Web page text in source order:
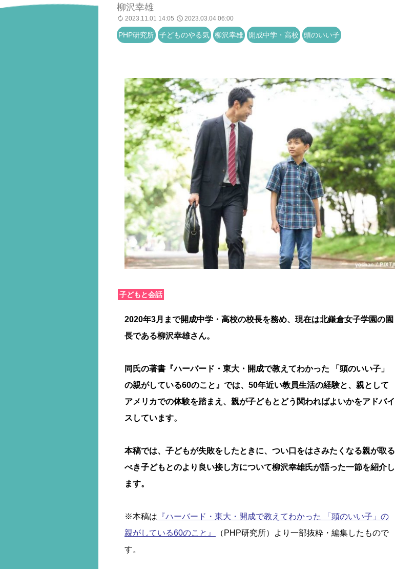
柳沢幸雄
2023.11.01 14:05 2023.03.04 06:00
PHP研究所 子どものやる気 柳沢幸雄 開成中学・高校 頭のいい子
子どもと会話
2020年3月まで開成中学・高校の校長を務め、現在は北鎌倉女子学園の園
長である柳沢幸雄さん。
同氏の著書『ハーバード・東大・開成で教えてわかった 「頭のいい子」
の親がしている60のこと』では、50年近い教員生活の経験と、親として
アメリカでの体験を踏まえ、親が子どもとどう関わればよいかをアドバイ
スしています。
本稿では、子どもが失敗をしたときに、つい口をはさみたくなる親が取る
べき子どもとのより良い接し方について柳沢幸雄氏が語った一節を紹介し
ます。
※本稿は 『ハーバード・東大・開成で教えてわかった 「頭のいい子」の
親がしている60のこと』
（PHP研究所）より一部抜粋・編集したもので
す。